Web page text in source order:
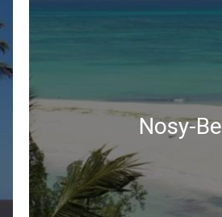
Nosy-Be